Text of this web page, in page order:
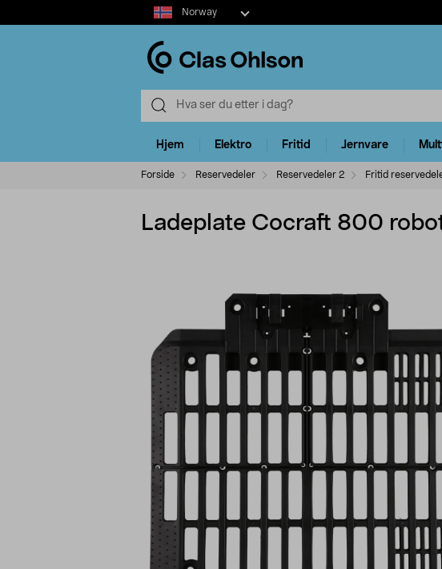
Select
market
Norway
Hjem Elektro Fritid Jernvare
Forside Reservedeler Reservedeler 2 Fritid
Ladeplate Cocraft 800